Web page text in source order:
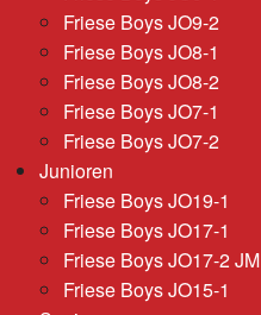
Friese Boys JO9-2
Friese Boys JO8-1
Friese Boys JO8-2
Friese Boys JO7-1
Friese Boys JO7-2
Junioren
Friese Boys JO19-1
Friese Boys JO17-1
Friese Boys JO17-2 JM
Friese Boys JO15-1